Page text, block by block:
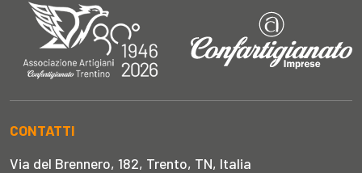
CONTATTI
Via del Brennero, 182, Trento, TN, Italia